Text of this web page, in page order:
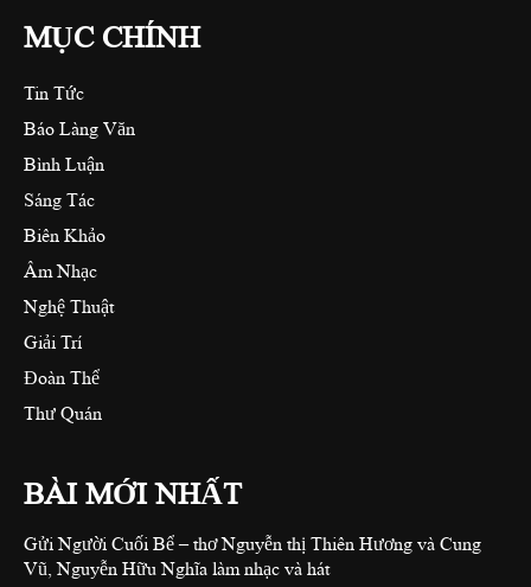
MỤC CHÍNH
Tin Tức
Báo Làng Văn
Bình Luận
Sáng Tác
Biên Khảo
Âm Nhạc
Nghệ Thuật
Giải Trí
Đoàn Thể
Thư Quán
BÀI MỚI NHẤT
Gửi Người Cuối Bể – thơ Nguyễn thị Thiên Hương và Cung
Vũ, Nguyễn Hữu Nghĩa làm nhạc và hát